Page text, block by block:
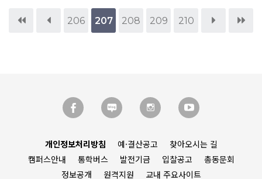
206 207 208 209 210
개인정보처리방침 예·결산공고
찾아오시는 길
캠퍼스안내
통학버스 발전기금 입찰공고
총동문회
정보공개
원격지원 교내 주요사이트